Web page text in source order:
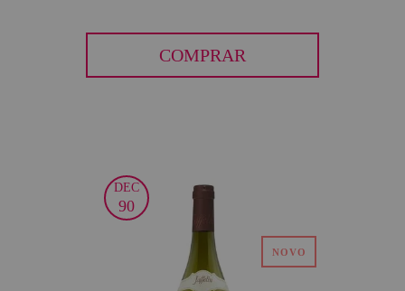
COMPRAR
DEC
90